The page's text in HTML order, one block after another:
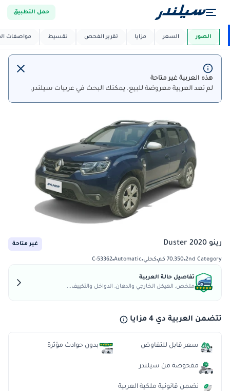
حمل التطبيق
العربية دي ماركت
هذه العربية غير متاحة
لم تعد العربية معروضة للبيع. يمكنك البحث في عربيات سيلندر.
رينو Duster 2020 غير متاحة
2nd Category 70,350 كم كحلي Automatic
C-53362
تفاصيل حالة العربية
ملخص, الهيكل الخارجي والدهان, الدواخل والتكييف...
تتضمن العربية دي 4 مزايا
سعر قابل للتفاوض
مفحوصة من سيلندر
نضمن قانونية ملكية العربية
بدون حوادث مؤثرة
الصور السعر مزايا تقرير الفحص تقسيط مواصفات